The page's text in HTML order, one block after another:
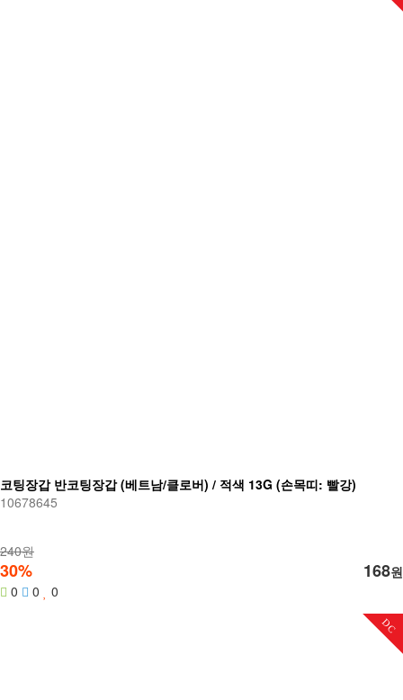
코팅장갑 반코팅장갑 (베트남/클로버) / 적색 13G (손목띠: 빨강)
10678645
240원
30% 168원
0
0 0
DC